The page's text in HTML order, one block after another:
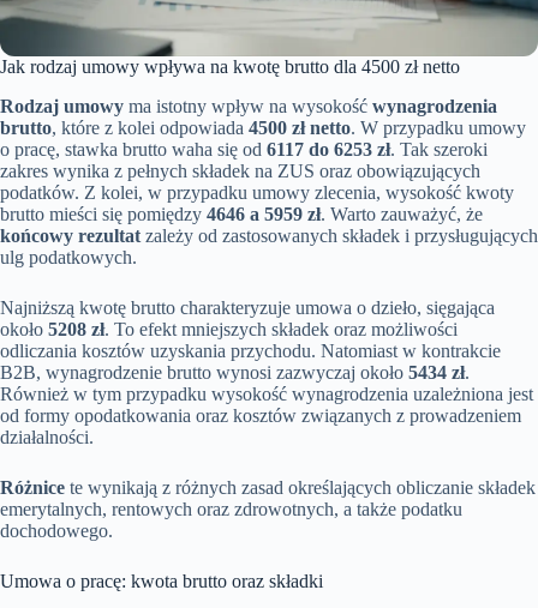
Jak rodzaj umowy wpływa na kwotę brutto dla 4500 zł netto
Rodzaj umowy ma istotny wpływ na wysokość wynagrodzenia
brutto, które z kolei odpowiada 4500 zł netto. W przypadku umowy
o pracę, stawka brutto waha się od 6117 do 6253 zł. Tak szeroki
zakres wynika z pełnych składek na ZUS oraz obowiązujących
podatków. Z kolei, w przypadku umowy zlecenia, wysokość kwoty
brutto mieści się pomiędzy 4646 a 5959 zł. Warto zauważyć, że
końcowy rezultat zależy od zastosowanych składek i przysługujących
ulg podatkowych.
Najniższą kwotę brutto charakteryzuje umowa o dzieło, sięgająca
około 5208 zł. To efekt mniejszych składek oraz możliwości
odliczania kosztów uzyskania przychodu. Natomiast w kontrakcie
B2B, wynagrodzenie brutto wynosi zazwyczaj około 5434 zł.
Również w tym przypadku wysokość wynagrodzenia uzależniona jest
od formy opodatkowania oraz kosztów związanych z prowadzeniem
działalności.
Różnice te wynikają z różnych zasad określających obliczanie składek
emerytalnych, rentowych oraz zdrowotnych, a także podatku
dochodowego.
Umowa o pracę: kwota brutto oraz składki